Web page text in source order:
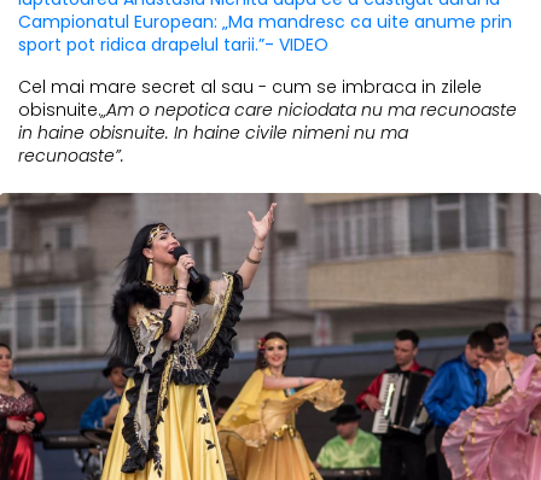
Campionatul European: „Ma mandresc ca uite anume prin
sport pot ridica drapelul tarii.”- VIDEO
Cel mai mare secret al sau - cum se imbraca in zilele
obisnuite.„Am o nepotica care niciodata nu ma recunoaste
in haine obisnuite. In haine civile nimeni nu ma
recunoaste”.